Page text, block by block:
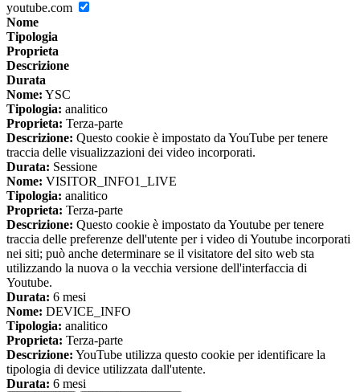
youtube.com
Nome
Tipologia
Proprieta
Descrizione
Durata
Nome: YSC
Tipologia: analitico
Proprieta: Terza-parte
Descrizione: Questo cookie è impostato da YouTube per tenere
traccia delle visualizzazioni dei video incorporati.
Durata: Sessione
Nome: VISITOR_INFO1_LIVE
Tipologia: analitico
Proprieta: Terza-parte
Descrizione: Questo cookie è impostato da Youtube per tenere
traccia delle preferenze dell'utente per i video di Youtube incorporati
nei siti; può anche determinare se il visitatore del sito web sta
utilizzando la nuova o la vecchia versione dell'interfaccia di
Youtube.
Durata: 6 mesi
Nome: DEVICE_INFO
Tipologia: analitico
Proprieta: Terza-parte
Descrizione: YouTube utilizza questo cookie per identificare la
tipologia di device utilizzata dall'utente.
Durata: 6 mesi